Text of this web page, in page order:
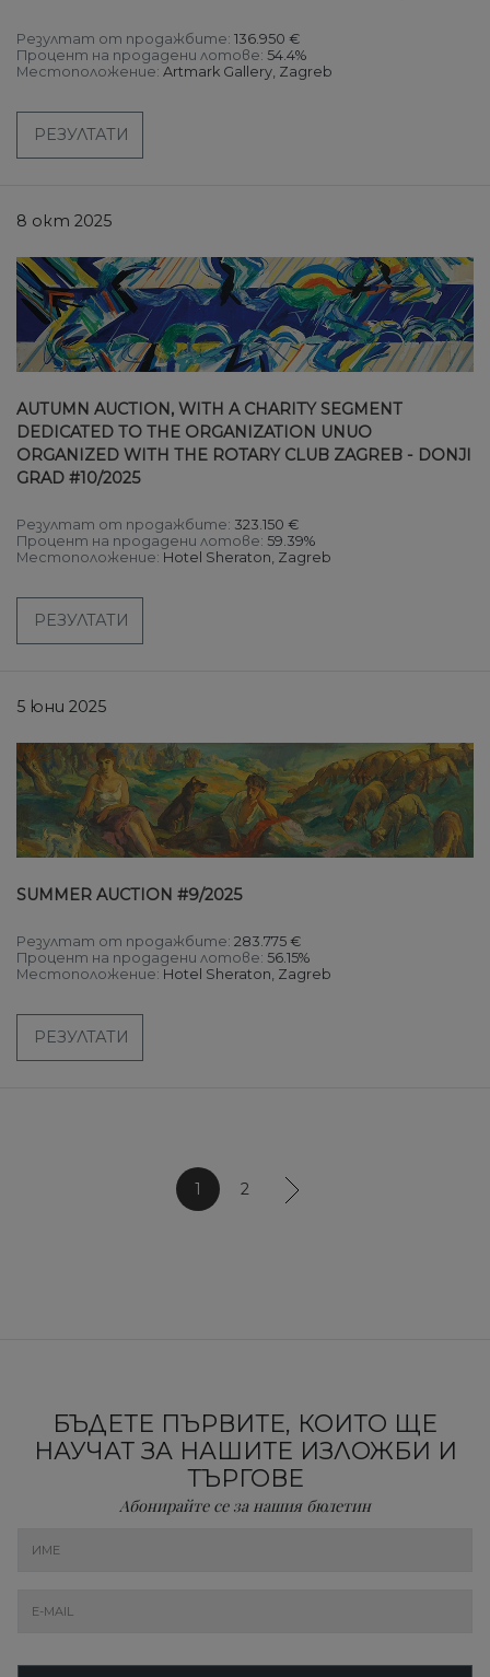
Резултат от продажбите: 136.950 €
Процент на продадени лотове: 54.4%
Местоположение: Artmark Gallery, Zagreb
РЕЗУЛТАТИ
8 окт 2025
AUTUMN AUCTION, WITH A CHARITY SEGMENT
DEDICATED TO THE ORGANIZATION UNUO
ORGANIZED WITH THE ROTARY CLUB ZAGREB - DONJI
GRAD #10/2025
Резултат от продажбите: 323.150 €
Процент на продадени лотове: 59.39%
Местоположение: Hotel Sheraton, Zagreb
РЕЗУЛТАТИ
5 юни 2025
SUMMER AUCTION #9/2025
Резултат от продажбите: 283.775 €
Процент на продадени лотове: 56.15%
Местоположение: Hotel Sheraton, Zagreb
РЕЗУЛТАТИ
1 2
БЪДЕТЕ ПЪРВИТЕ, КОИТО ЩЕ
НАУЧАТ ЗА НАШИТЕ ИЗЛОЖБИ И
ТЪРГОВЕ
Абонирайте се за нашия бюлетин